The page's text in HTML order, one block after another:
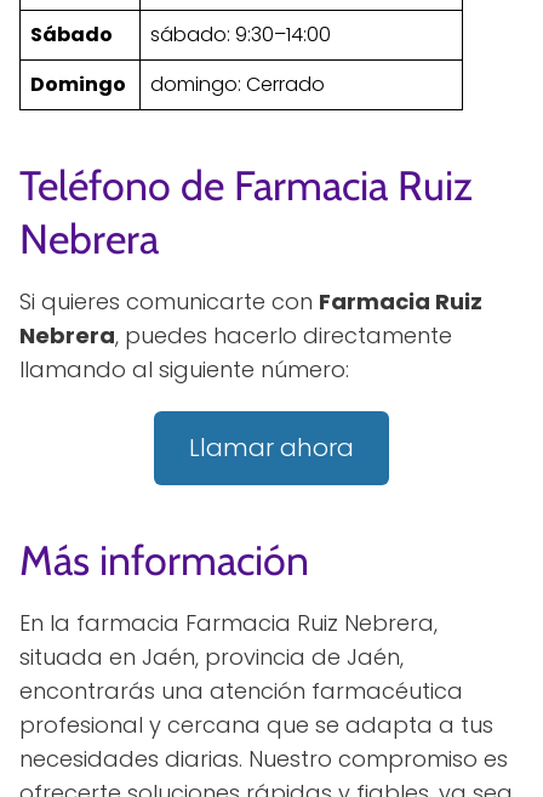
Sábado
sábado: 9:30–14:00
Domingo
domingo: Cerrado
Teléfono de Farmacia Ruiz
Nebrera
Si quieres comunicarte con Farmacia Ruiz
Nebrera, puedes hacerlo directamente
llamando al siguiente número:
Llamar ahora
Más información
En la farmacia Farmacia Ruiz Nebrera,
situada en Jaén, provincia de Jaén,
encontrarás una atención farmacéutica
profesional y cercana que se adapta a tus
necesidades diarias. Nuestro compromiso es